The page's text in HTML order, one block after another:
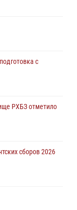
с
РХБЗ отметило
сборов 2026